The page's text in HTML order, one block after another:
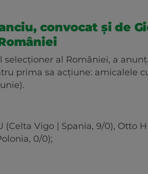
convocat și de
selecționer al României, a
prima sa acțiune: amicalele
(Celta Vigo | Spania, 9/0), Otto
0/0);